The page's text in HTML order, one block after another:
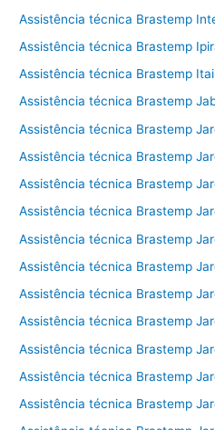
Assistência técnica Brastemp
Assistência técnica Brastemp
Assistência técnica Brastemp
Assistência técnica Brastemp
Assistência técnica Brastemp
Assistência técnica Brastemp
Assistência técnica Brastemp
Assistência técnica Brastemp
Assistência técnica Brastemp
Assistência técnica Brastemp
Assistência técnica Brastemp
Assistência técnica Brastemp
Assistência técnica Brastemp
Assistência técnica Brastemp
Assistência técnica Brastemp